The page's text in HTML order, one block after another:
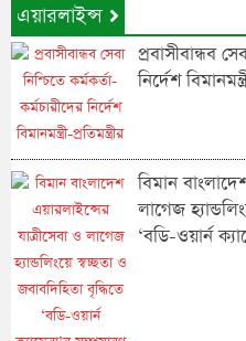
এয়ারলাইন্স
প্রবাসীবান্ধব
নির্দেশ
বিমান
লাগেজ
‘বডি-ওয়ার্ন